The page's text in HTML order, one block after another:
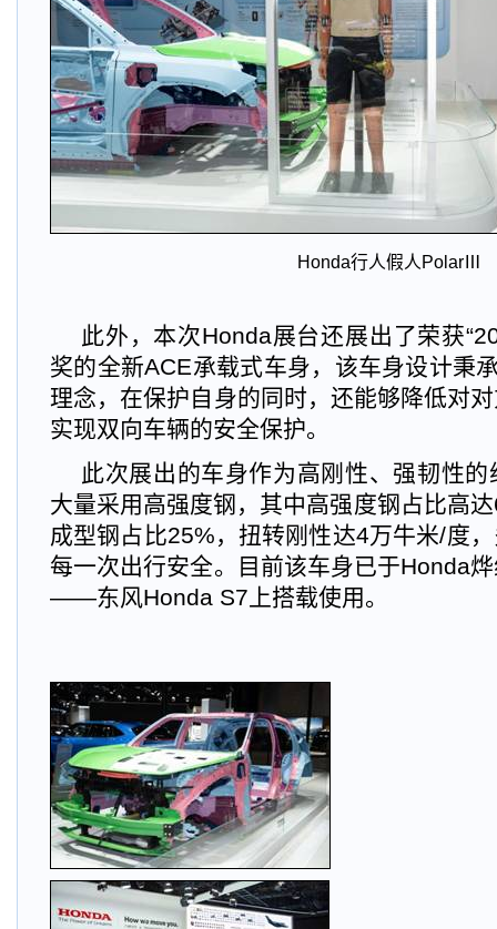
Honda行人假人PolarⅢ
此外，本次Honda展台还展出了荣获
奖的全新ACE承载式车身，该车身设计秉
理念，在保护自身的同时，还能够降低对
实现双向车辆的安全保护。
此次展出的车身作为高刚性、强韧性
大量采用高强度钢，其中高强度钢占比高
成型钢占比25%，扭转刚性达4万牛米/度
每一次出行安全。目前该车身已于Honda
——东风Honda S7上搭载使用。